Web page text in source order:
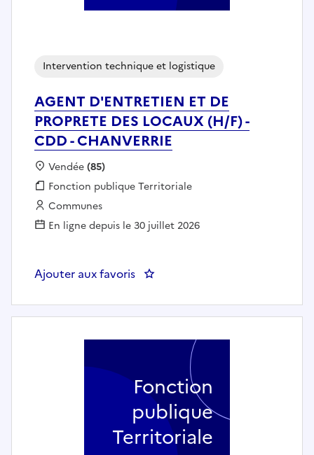
AGENT D'ENTRETIEN ET DE
PROPRETE DES LOCAUX (H/F) -
CDD - CHANVERRIE
Intervention technique et logistique
Localisation :
Vendée(85)
Fonction publique :
Fonction publique Territoriale
Employeur :
Communes
En ligne depuis le 30 juillet 2026
Ajouter aux favoris : AGENT D'ENTRETIEN ET DE
Fonction
publique
Territoriale